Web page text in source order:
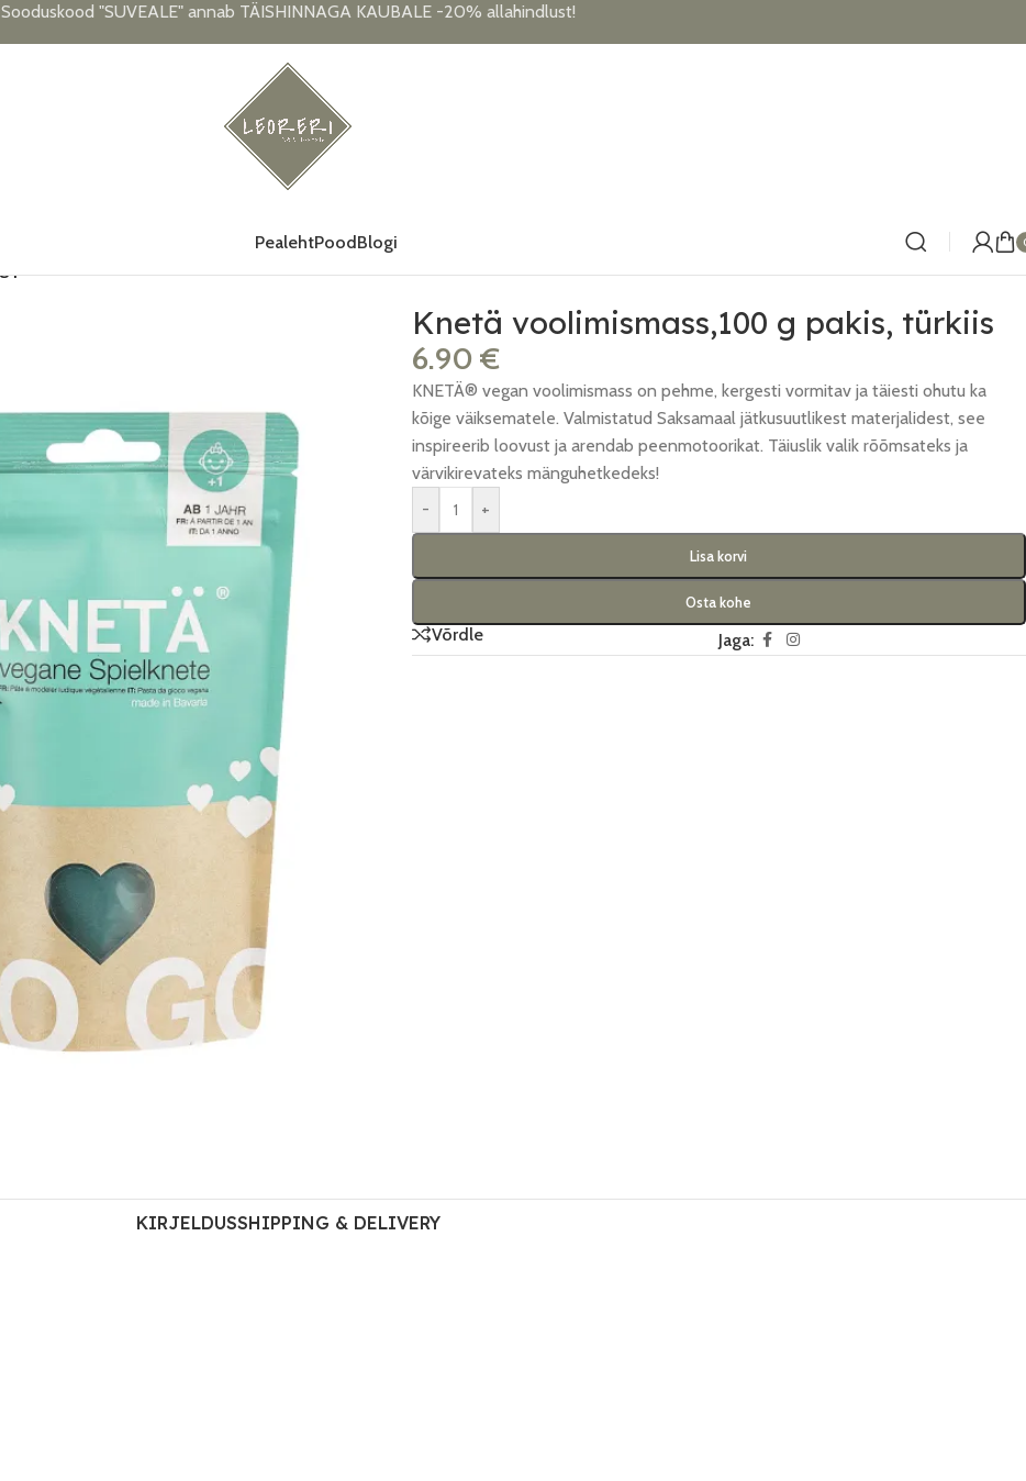
Sooduskood "SUVEALE" annab TÄISHINNAGA KAUBALE -20% allahindlust!
PealehtPoodBlogi
Knetä voolimismass,100 g pakis, türkiis
6.90 €
KNETÄ® vegan voolimismass on pehme, kergesti vormitav ja täiesti ohutu ka
kõige väiksematele. Valmistatud Saksamaal jätkusuutlikest materjalidest, see
inspireerib loovust ja arendab peenmotoorikat. Täiuslik valik rõõmsateks ja
värvikirevateks mänguhetkedeks!
-
+
Lisa korvi
Osta kohe
Võrdle Jaga:
KIRJELDUSSHIPPING & DELIVERY